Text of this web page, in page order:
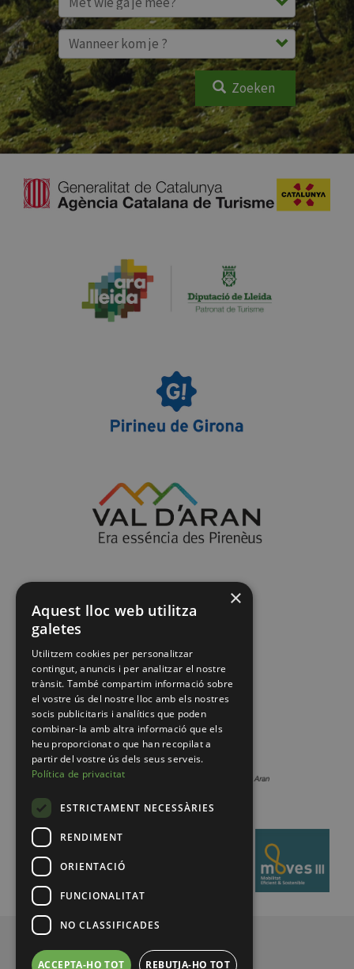
Zoeken
×
Aquest lloc web utilitza
galetes
Utilitzem cookies per personalitzar
contingut, anuncis i per analitzar el nostre
trànsit. També compartim informació sobre
el vostre ús del nostre lloc amb els nostres
socis publicitaris i analítics que poden
combinar-la amb altra informació que els
heu proporcionat o que han recopilat a
partir del vostre ús dels seus serveis.
Política de privacitat
ESTRICTAMENT NECESSÀRIES
RENDIMENT
ORIENTACIÓ
FUNCIONALITAT
NO CLASSIFICADES
ACCEPTA-HO TOT REBUTJA-HO TOT